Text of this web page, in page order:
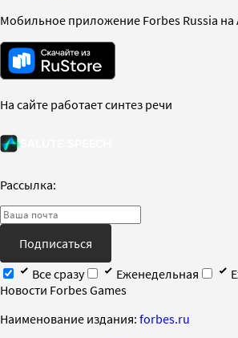
Мобильное приложение Forbes Russia на
На сайте работает синтез речи
Рассылка:
Подписаться
Все сразу
Еженедельная
Новости Forbes Games
Наименование издания: forbes.ru